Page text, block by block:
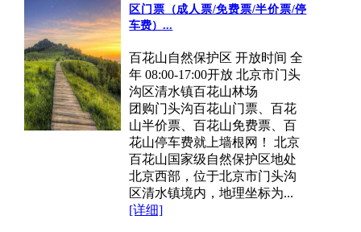
区门票（成人票/免费票/半价票/停
车费）...
百花山自然保护区 开放时间 全
年 08:00-17:00开放 北京市门头
沟区清水镇百花山林场
团购门头沟百花山门票、百花
山半价票、百花山免费票、百
花山停车费就上墙根网！ 北京
百花山国家级自然保护区地处
北京西部，位于北京市门头沟
区清水镇境内，地理坐标为...
[详细]